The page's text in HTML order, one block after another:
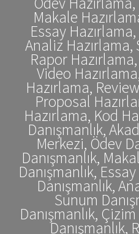
Makale
Essay
Analiz Hazırlama,
Rapor
Video
Hazırlama,
Proposal
Hazırlama, Kod
Danışmanlık,
Merkezi, Ödev
Danışmanlık,
Danışmanlık,
Danışmanlık,
Sunum
Danışmanlık,
Danışmanlık,